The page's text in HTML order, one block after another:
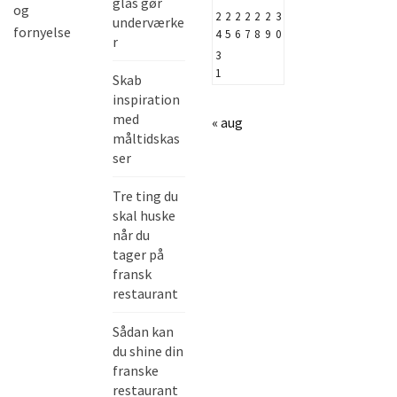
og
fornyelse
underværke
r
Skab
inspiration
med
måltidskas
ser
Tre ting du
skal huske
når du
tager på
fransk
restaurant
Sådan kan
du shine din
franske
restaurant
2
4
2
5
2
6
2
7
2
8
2
9
3
0
3
1
« aug